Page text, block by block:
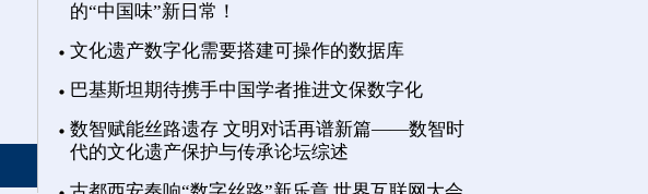
的“中国味”新日常！
文化遗产数字化需要搭建可操作的数据库
巴基斯坦期待携手中国学者推进文保数字化
数智赋能丝路遗存 文明对话再谱新篇——数智时
代的文化遗产保护与传承论坛综述